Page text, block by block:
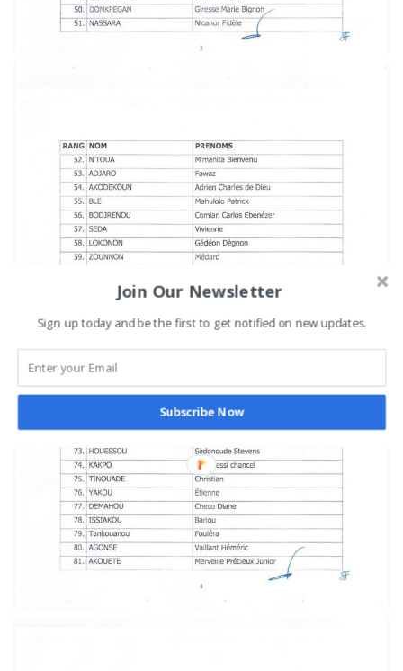
Join Our Newsletter
Sign up today and be the first to get notified on new updates.
Subscribe Now